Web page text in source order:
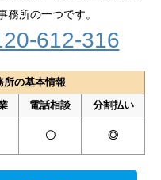
務所の一つです。
612-316
所の基本情報
電話相談
分割払い
〇 ◎